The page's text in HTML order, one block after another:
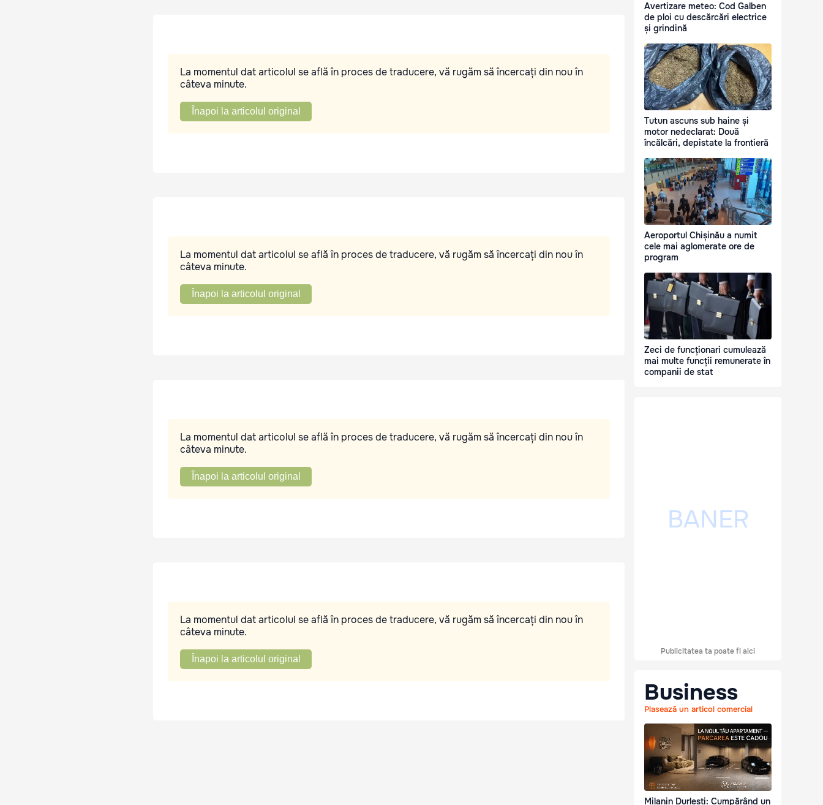
La momentul dat articolul se află în proces de traducere, vă rugăm să încercați din nou în
câteva minute.
Înapoi la articolul original
La momentul dat articolul se află în proces de traducere, vă rugăm să încercați din nou în
câteva minute.
Înapoi la articolul original
La momentul dat articolul se află în proces de traducere, vă rugăm să încercați din nou în
câteva minute.
Înapoi la articolul original
La momentul dat articolul se află în proces de traducere, vă rugăm să încercați din nou în
câteva minute.
Înapoi la articolul original
Avertizare meteo: Cod Galben
de ploi cu descărcări electrice
și grindină
Tutun ascuns sub haine și
motor nedeclarat: Două
încălcări, depistate la frontieră
Aeroportul Chișinău a numit
cele mai aglomerate ore de
program
Zeci de funcționari cumulează
mai multe funcții remunerate în
companii de stat
Publicitatea ta poate fi aici
Business
Plasează un articol comercial
Milanin Durlești: Cumpărând un